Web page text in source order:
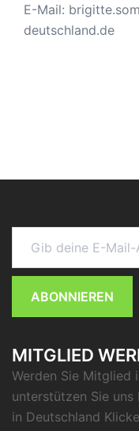
E-Mail:
deutschland.de
Gib deine E-Mail-Adresse ein ...
ABONNIEREN
MITGLIED
Werden Sie Mitglied
unterstützen Sie
in Deutschland